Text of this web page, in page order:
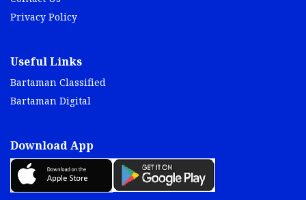
Privacy Policy
Useful Links
Bartaman Classified
Bartaman Digital
Download App